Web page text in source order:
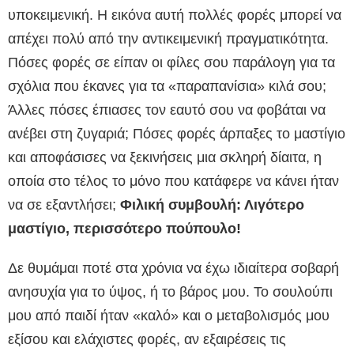
υποκειμενική. Η εικόνα αυτή πολλές φορές μπορεί να
απέχει πολύ από την αντικειμενική πραγματικότητα.
Πόσες φορές σε είπαν οι φίλες σου παράλογη για τα
σχόλια που έκανες για τα «παραπανίσια» κιλά σου;
Άλλες πόσες έπιασες τον εαυτό σου να φοβάται να
ανέβει στη ζυγαριά; Πόσες φορές άρπαξες το μαστίγιο
και αποφάσισες να ξεκινήσεις μια σκληρή δίαιτα, η
οποία στο τέλος το μόνο που κατάφερε να κάνει ήταν
να σε εξαντλήσει; Φιλική συμβουλή: Λιγότερο
μαστίγιο, περισσότερο πούπουλο!
Δε θυμάμαι ποτέ στα χρόνια να έχω ιδιαίτερα σοβαρή
ανησυχία για το ύψος, ή το βάρος μου. Το σουλούπι
μου από παιδί ήταν «καλό» και ο μεταβολισμός μου
εξίσου και ελάχιστες φορές, αν εξαιρέσεις τις